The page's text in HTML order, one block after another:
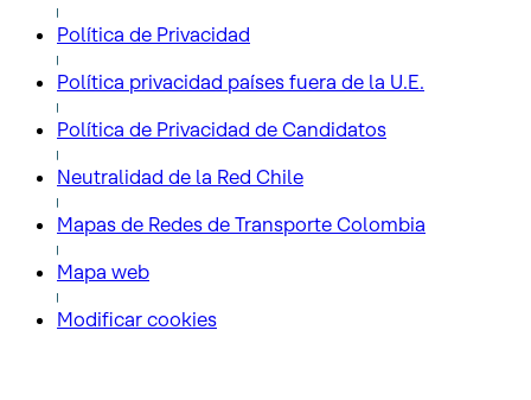
Política de Privacidad
Política privacidad países fuera de la U.E.
Política de Privacidad de Candidatos
Neutralidad de la Red Chile
Mapas de Redes de Transporte Colombia
Mapa web
Modificar cookies